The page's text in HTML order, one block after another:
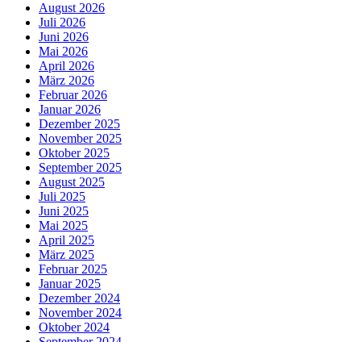
August 2026
Juli 2026
Juni 2026
Mai 2026
April 2026
März 2026
Februar 2026
Januar 2026
Dezember 2025
November 2025
Oktober 2025
September 2025
August 2025
Juli 2025
Juni 2025
Mai 2025
April 2025
März 2025
Februar 2025
Januar 2025
Dezember 2024
November 2024
Oktober 2024